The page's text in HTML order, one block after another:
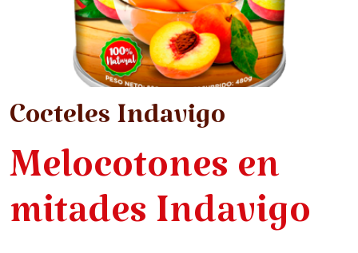
Cocteles Indavigo
Melocotones en
mitades Indavigo